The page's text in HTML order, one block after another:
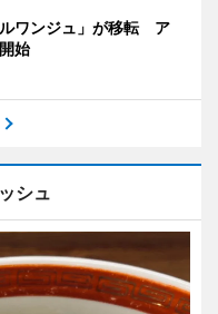
ワンジュ」が移転 ア
始
シュ